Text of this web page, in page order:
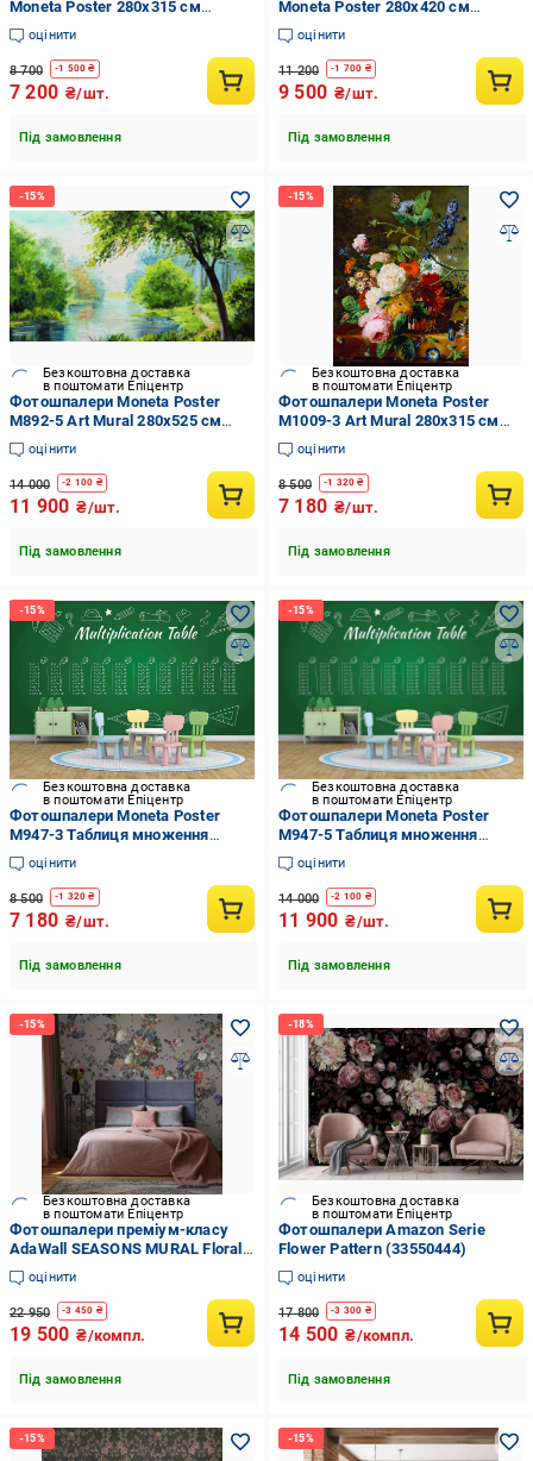
Moneta Poster 280х315 см
(14022222)
оцінити
8 700 -1 500 ₴
7 200 ₴/шт.
Під замовлення
Moneta Poster 280х420 см
(14022228)
оцінити
11 200 -1 700 ₴
9 500 ₴/шт.
Під замовлення
Безкоштовна доставка
в поштомати Епіцентр
Фотошпалери Moneta Poster
M892-5 Art Mural 280х525 см
(14237905)
оцінити
14 000 -2 100 ₴
11 900 ₴/шт.
Під замовлення
Безкоштовна доставка
в поштомати Епіцентр
Фотошпалери Moneta Poster
M1009-3 Art Mural 280х315 см
(14237909)
оцінити
8 500 -1 320 ₴
7 180 ₴/шт.
Під замовлення
Безкоштовна доставка
в поштомати Епіцентр
Фотошпалери Moneta Poster
M947-3 Таблиця множення
280х315 см (14237912)
оцінити
8 500 -1 320 ₴
7 180 ₴/шт.
Під замовлення
Безкоштовна доставка
в поштомати Епіцентр
Фотошпалери Moneta Poster
M947-5 Таблиця множення
280х525 см (14237914)
оцінити
14 000 -2 100 ₴
11 900 ₴/шт.
Під замовлення
Безкоштовна доставка
в поштомати Епіцентр
Фотошпалери преміум-класу
AdaWall SEASONS MURAL Floral
Сірий ( SE315-2)
оцінити
22 950 -3 450 ₴
19 500 ₴/компл.
Під замовлення
Безкоштовна доставка
в поштомати Епіцентр
Фотошпалери Amazon Serie
Flower Pattern (33550444)
оцінити
17 800 -3 300 ₴
14 500 ₴/компл.
Під замовлення